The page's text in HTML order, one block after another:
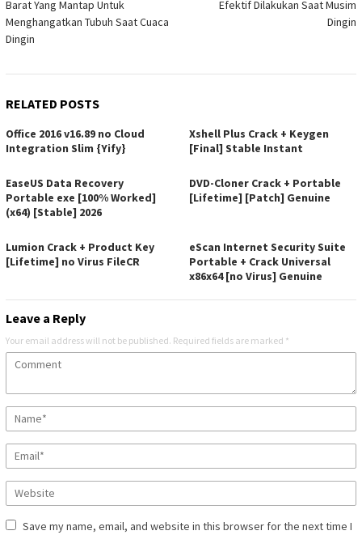
Barat Yang Mantap Untuk
Menghangatkan Tubuh Saat Cuaca
Dingin
Efektif Dilakukan Saat Musim
Dingin
RELATED POSTS
Office 2016 v16.89 no Cloud
Integration Slim {Yify}
Xshell Plus Crack + Keygen
[Final] Stable Instant
EaseUS Data Recovery
Portable exe [100% Worked]
(x64) [Stable] 2026
DVD-Cloner Crack + Portable
[Lifetime] [Patch] Genuine
Lumion Crack + Product Key
[Lifetime] no Virus FileCR
eScan Internet Security Suite
Portable + Crack Universal
x86x64 [no Virus] Genuine
Leave a Reply
Your email address will not be published. Required fields are marked *
Save my name, email, and website in this browser for the next time I